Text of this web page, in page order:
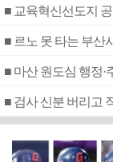
■ 교육혁신선도지
■ 르노 못 타는 부산
■ 마산 원도심 행정